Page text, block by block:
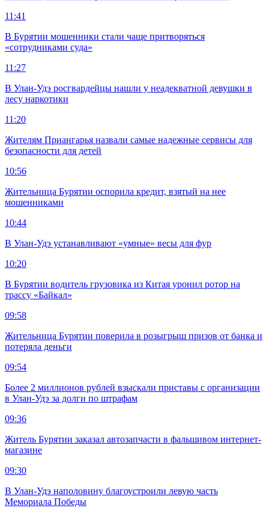
11:41
В Бурятии мошенники стали чаще притворяться
«сотрудниками суда»
11:27
В Улан-Удэ росгвардейцы нашли у неадекватной девушки в
лесу наркотики
11:20
Жителям Приангарья назвали самые надежные сервисы для
безопасности для детей
10:56
Жительница Бурятии оспорила кредит, взятый на нее
мошенниками
10:44
В Улан-Удэ устанавливают «умные» весы для фур
10:20
В Бурятии водитель грузовика из Китая уронил ротор на
трассу «Байкал»
09:58
Жительница Бурятии поверила в розыгрыш призов от банка и
потеряла деньги
09:54
Более 2 миллионов рублей взыскали приставы с организации
в Улан-Удэ за долги по штрафам
09:36
Житель Бурятии заказал автозапчасти в фальшивом интернет-
магазине
09:30
В Улан-Удэ наполовину благоустроили левую часть
Мемориала Победы